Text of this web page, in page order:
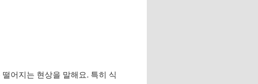
어지는 현상을 말해요. 특히 식